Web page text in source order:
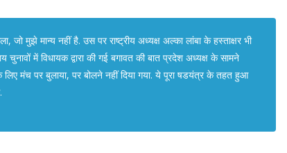
जो मुझे मान्य नहीं है. उस पर राष्ट्रीय अध्यक्ष अल्का लांबा के हस्ताक्षर भी
में विधायक द्वारा की गई बगावत की बात प्रदेश अध्यक्ष के सामने
मंच पर बुलाया, पर बोलने नहीं दिया गया. ये पूरा षडयंत्र के तहत हुआ